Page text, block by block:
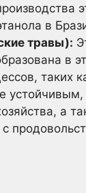
в
травы):
в
таких
устойчивым,
а